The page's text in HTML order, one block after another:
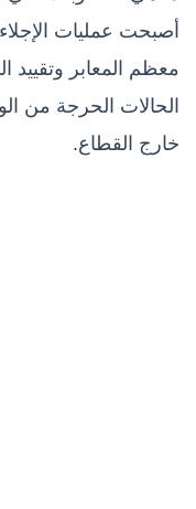
أصبحت عمليات
معظم المعابر
الحالات الحرجة من
خارج القطاع.